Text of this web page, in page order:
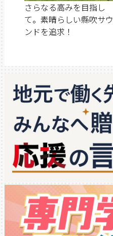
さらなる高みを目指し
て。素晴らしい縣吹サウ
ンドを追求！